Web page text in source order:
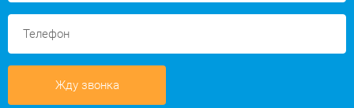
Жду звонка